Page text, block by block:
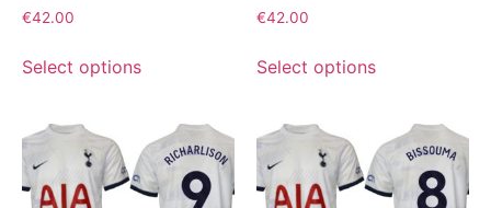
€42.00
Select options
€42.00
Select options